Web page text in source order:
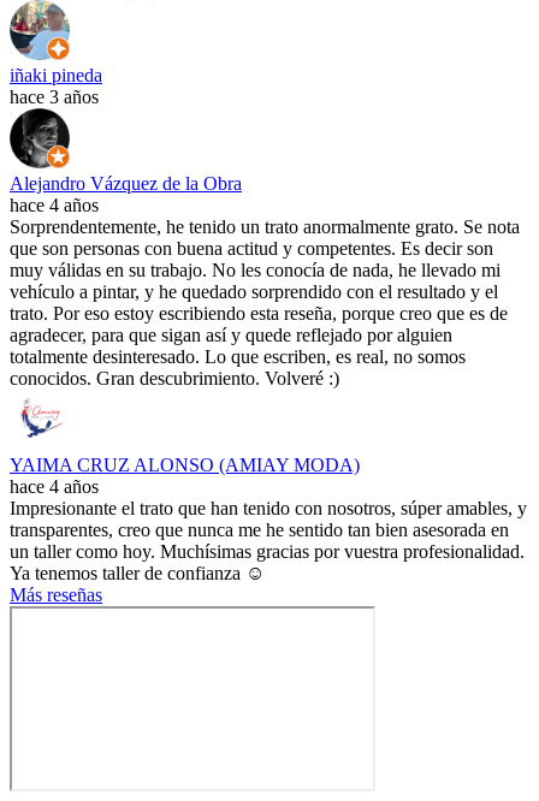
iñaki pineda
hace 3 años
Alejandro Vázquez de la Obra
hace 4 años
Sorprendentemente, he tenido un trato anormalmente grato. Se nota
que son personas con buena actitud y competentes. Es decir son
muy válidas en su trabajo. No les conocía de nada, he llevado mi
vehículo a pintar, y he quedado sorprendido con el resultado y el
trato. Por eso estoy escribiendo esta reseña, porque creo que es de
agradecer, para que sigan así y quede reflejado por alguien
totalmente desinteresado. Lo que escriben, es real, no somos
conocidos. Gran descubrimiento. Volveré :)
YAIMA CRUZ ALONSO (AMIAY MODA)
hace 4 años
Impresionante el trato que han tenido con nosotros, súper amables, y
transparentes, creo que nunca me he sentido tan bien asesorada en
un taller como hoy. Muchísimas gracias por vuestra profesionalidad.
Ya tenemos taller de confianza ☺️
Más reseñas